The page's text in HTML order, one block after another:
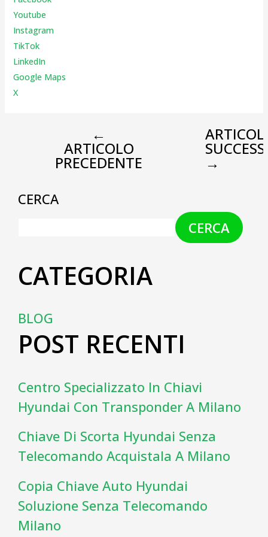
Youtube
Instagram
TikTok
LinkedIn
Google Maps
X
←
ARTICOLO
PRECEDENTE →
CERCA
CERCA
CATEGORIA
BLOG
POST RECENTI
Centro Specializzato In Chiavi
Hyundai Con Transponder A Milano
Chiave Di Scorta Hyundai Senza
Telecomando Acquistala A Milano
Copia Chiave Auto Hyundai
Soluzione Senza Telecomando
Milano